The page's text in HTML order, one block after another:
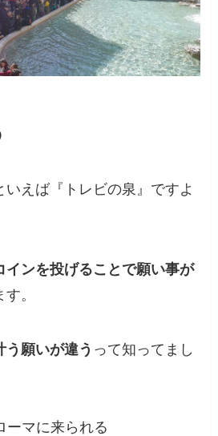
いえば『トレビの泉』ですよ
インを投げることで願い事が
。
う願いが違う って知ってまし
ーマに来られる